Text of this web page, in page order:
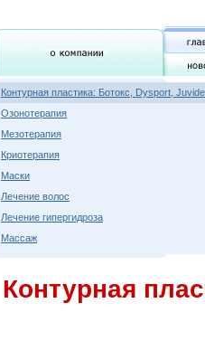
Контурная пластика: Ботокс, Dysport,
Озонотерапия
Мезотерапия
Криотерапия
Маски
Лечение волос
Лечение гипергидроза
Массаж
Контурная